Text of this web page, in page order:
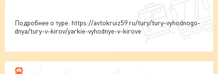
Подробнее о туре: https://avtokruiz59.ru/tury/tury-vyhodnogo-
dnya/tury-v-kirov/yarkie-vyhodnye-v-kirove